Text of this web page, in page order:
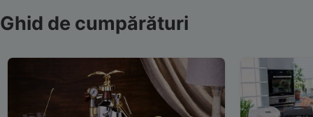
Ghid de cumpărături